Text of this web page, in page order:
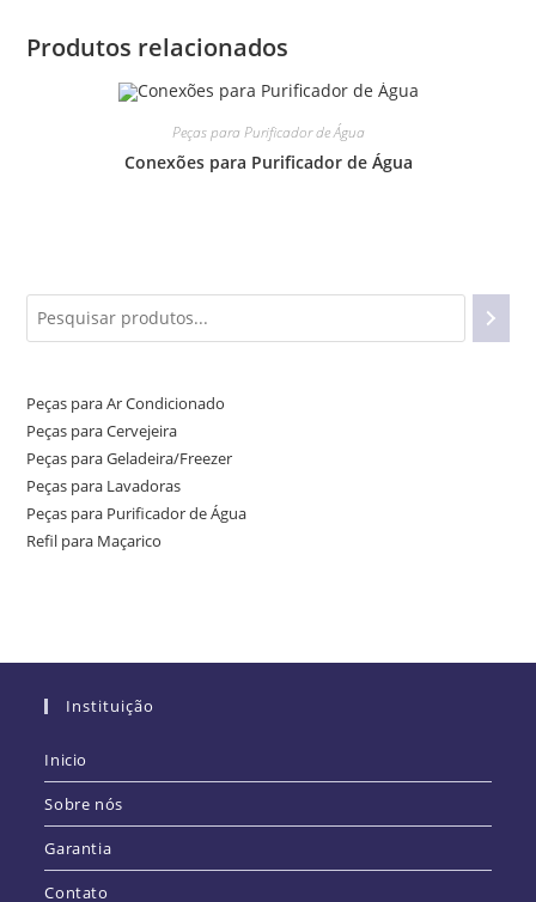
Produtos relacionados
Peças para Purificador de Água
Conexões para Purificador de Água
Peças para Ar Condicionado
Peças para Cervejeira
Peças para Geladeira/Freezer
Peças para Lavadoras
Peças para Purificador de Água
Refil para Maçarico
Instituição
Inicio
Sobre nós
Garantia
Contato